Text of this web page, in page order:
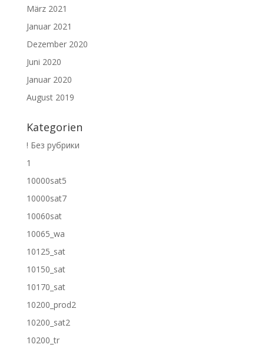
März 2021
Januar 2021
Dezember 2020
Juni 2020
Januar 2020
August 2019
Kategorien
! Без рубрики
1
10000sat5
10000sat7
10060sat
10065_wa
10125_sat
10150_sat
10170_sat
10200_prod2
10200_sat2
10200_tr